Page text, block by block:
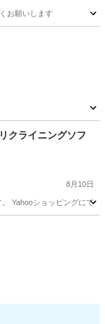
お願いします
クライニングソフ
8月10日
Yahooショッピングにて